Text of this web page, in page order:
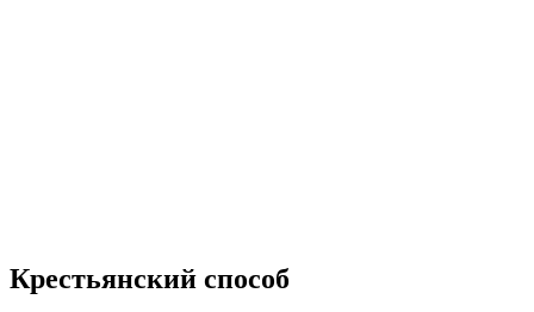
Крестьянский способ